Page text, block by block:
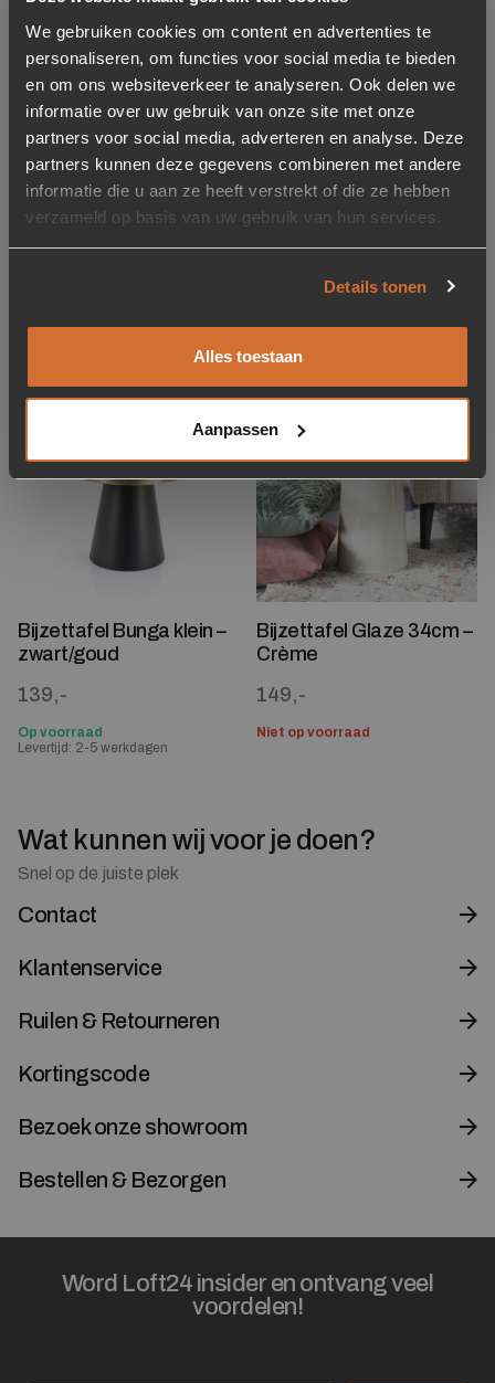
We gebruiken cookies om content en advertenties te
personaliseren, om functies voor social media te bieden
en om ons websiteverkeer te analyseren. Ook delen we
informatie over uw gebruik van onze site met onze
partners voor social media, adverteren en analyse. Deze
partners kunnen deze gegevens combineren met andere
informatie die u aan ze heeft verstrekt of die ze hebben
verzameld op basis van uw gebruik van hun services.
Details tonen
Alles toestaan
Aanpassen
Toevoegen aan verlanglijstje
Verwijderen van verlanglijst
Bijzettafel Squand Klein
27 cm – Beige
Bijzettafel Garcon –
goud
Toevoegen aan verlanglijstje
Verwijderen van verlanglijst
Bijzettafel Bunga klein –
zwart/goud
139,-
Op voorraad
Levertijd: 2-5 werkdagen
Toevoegen aan
Verwijderen van verlanglijst
Bijzettafel Glaze 34cm –
Crème
149,-
Niet op voorraad
Wat kunnen wij voor je doen?
Snel op de juiste plek
Contact
Klantenservice
Ruilen & Retourneren
Kortingscode
Bezoek onze showroom
Bestellen & Bezorgen
Word Loft24 insider en ontvang veel
voordelen!